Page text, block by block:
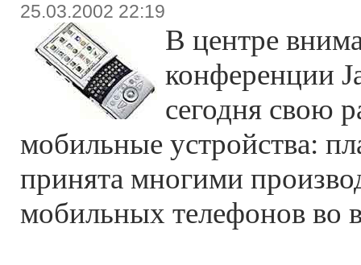
25.03.2002 22:19
В центре
конференции
сегодня свою
мобильные устройства:
принята многими
мобильных телефонов во